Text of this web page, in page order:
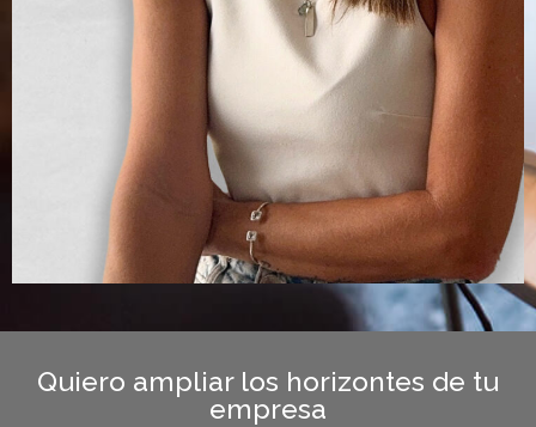
Quiero ampliar los horizontes de tu
empresa